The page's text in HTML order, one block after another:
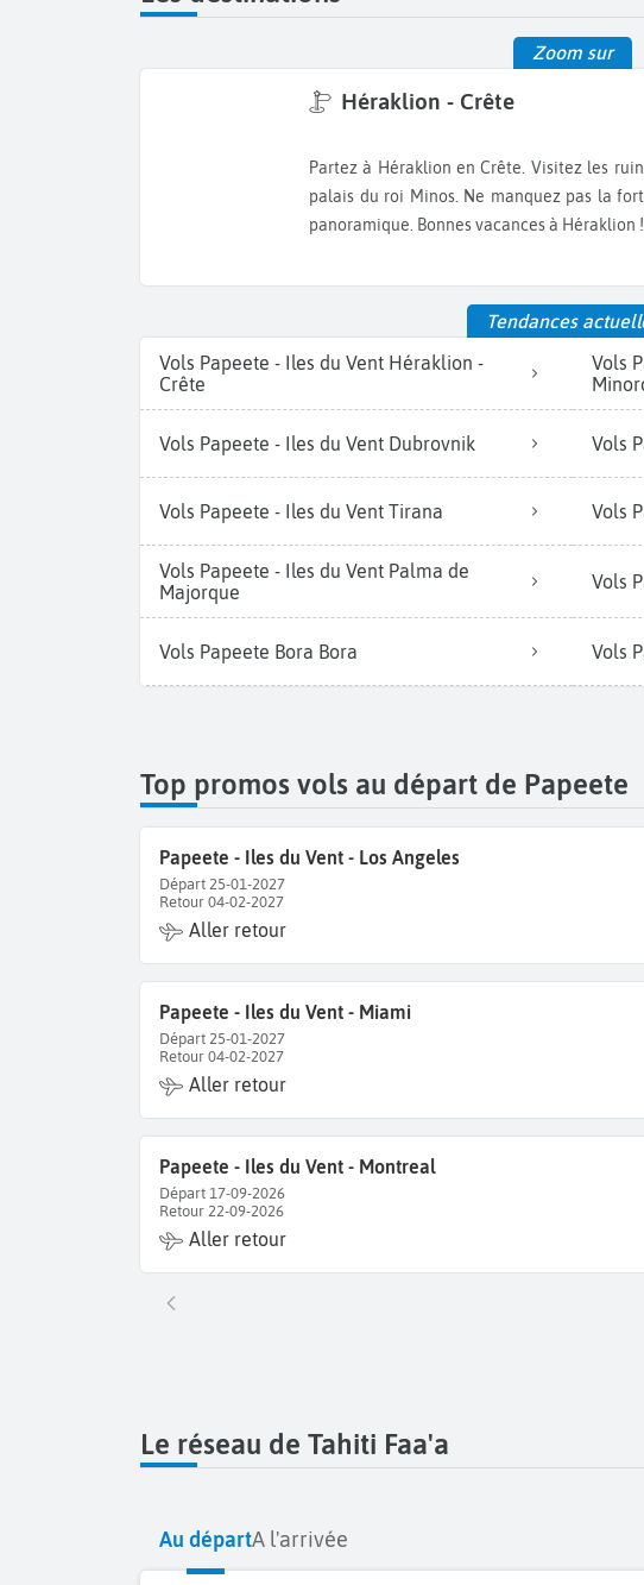
Zoom sur
Héraklion - Crête
Partez à Héraklion en Crête. Visitez les ruines de Knossos et le
palais du roi Minos. Ne manquez pas la
panoramique. Bonnes vacances à Héraklion !
Tendances
Vols Papeete - Iles du Vent Héraklion -
Crête
Vols
Vols Papeete - Iles du Vent Dubrovnik Vols
Vols Papeete - Iles du Vent Tirana Vols
Vols Papeete - Iles du Vent Palma de
Majorque
Vols
Vols Papeete Bora Bora Vols
Top promos vols au départ de Papeete
Papeete - Iles du Vent - Los Angeles
Départ 25-01-2027
Retour 04-02-2027
Aller retour
Papeete - Iles du Vent - Miami
Départ 25-01-2027
Retour 04-02-2027
Aller retour
Papeete - Iles du Vent - Montreal
Départ 17-09-2026
Retour 22-09-2026
Aller retour
Le réseau de Tahiti Faa'a
Au départA l'arrivée